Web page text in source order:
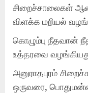
சிறைச்சாலைகள்
விளக்க மறியல்
கொழும்பு நீதவான்
உத்தரவை
அனுராதபுரம்
ஒருவரை,